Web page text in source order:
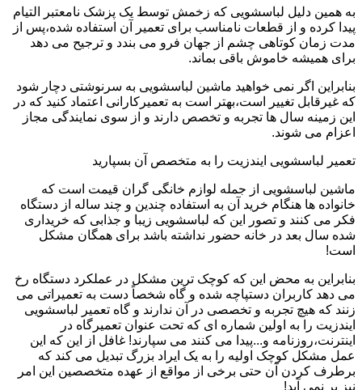
به همین دلیل لباسشویی که زخمش توسط یک پزشک نامعتبر التیام
پیدا کرده و از قطعات نامناسب برای تعمیر آن استفاده شده،پس از
مدت زمان کوتاهی چشم از جهان فرو می بندد و ترجیح می دهد
برای همیشه خاموش باقی بماند.
بنابراین اگر نمی خواهید ماشین لباسشویی به سرنوشتی دچار شود
که غیرقابل تغییر است،بهتر است به تعمیرکارانی اعتماد کنید که در
این زمینه سال ها تجربه و تخصص دارند و از سوی نمایندگی مجاز
اعزام می شوند.
تعمیر لباسشویی ایندزیت را به متخصص آن بسپارید
ماشین لباسشویی از جمله لوازم خانگی گران قیمت است که
خانواده ها هنگام خرید آن به استفاده چندین و چند ساله از دستگاه
فکر می کنند و تصور این که لباسشویی زیبا و جذابی که خریداری
شده سال بعد در خانه حضور نداشته باشد برای همگان مشکل
است!
بنابراین به محض این که کوچک ترین مشکل در عملکرد دستگاه رخ
می دهد کاربران دستپاچه شده و گاه شخصاً دست به تعمیراتی می
زنند که هیچ تجربه و تخصصی در آن ندارند و گاه تعمیر لباسشویی
ایندزیت را به اولین شماره ای که تحت عنوان تعمیرگاه در
اینترنت،روزنامه و...پیدا می کنند می سپارند! غافل از این که این
عمل مشکل کوچک اولیه را به یک ایراد بزرگ تبدیل می کند که
برطرف کردن آن حتی برخی از مواقع از عهده متخصصین این امر
نیز بر نمی آید!